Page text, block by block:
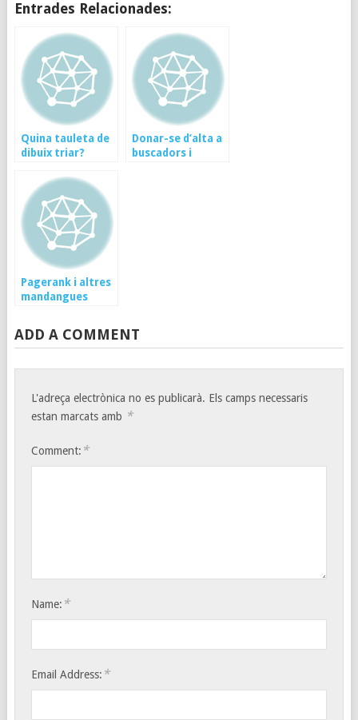
Entrades Relacionades:
Quina tauleta de
dibuix triar?
Donar-se d’alta a
buscadors i
Pagerank i altres
mandangues
ADD A COMMENT
L'adreça electrònica no es publicarà. Els camps necessaris
estan marcats amb *
Comment: *
Name: *
Email Address: *